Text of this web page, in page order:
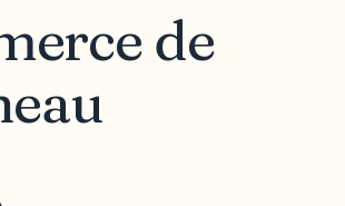
de